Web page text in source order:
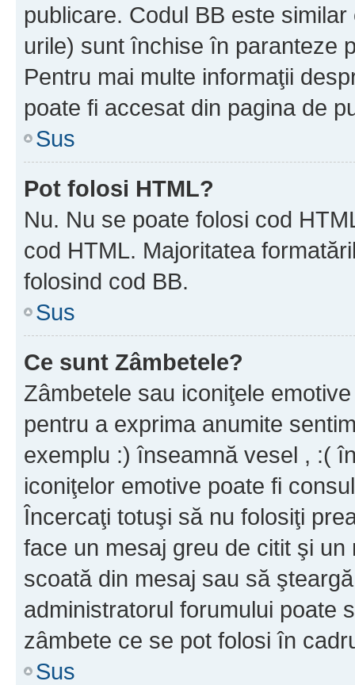
publicare. Codul BB este
urile) sunt închise în paranteze
Pentru mai multe informaţii
poate fi accesat din pagina de
Sus
Pot folosi HTML?
Nu. Nu se poate folosi cod
cod HTML. Majoritatea
folosind cod BB.
Sus
Ce sunt Zâmbetele?
Zâmbetele sau iconiţele
pentru a exprima anumite
exemplu :) înseamnă vesel , :(
iconiţelor emotive poate fi
Încercaţi totuşi să nu folosiţi
face un mesaj greu de citit şi
scoată din mesaj sau să
administratorul forumului poate
zâmbete ce se pot folosi în
Sus